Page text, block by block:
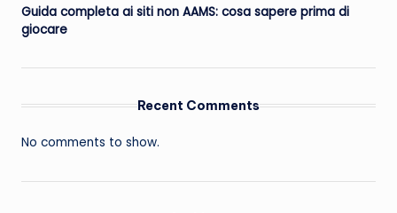
Guida completa ai siti non AAMS: cosa sapere prima di
giocare
Recent Comments
No comments to show.